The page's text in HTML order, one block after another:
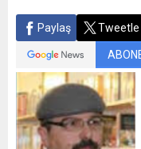
Paylaş Tweetle